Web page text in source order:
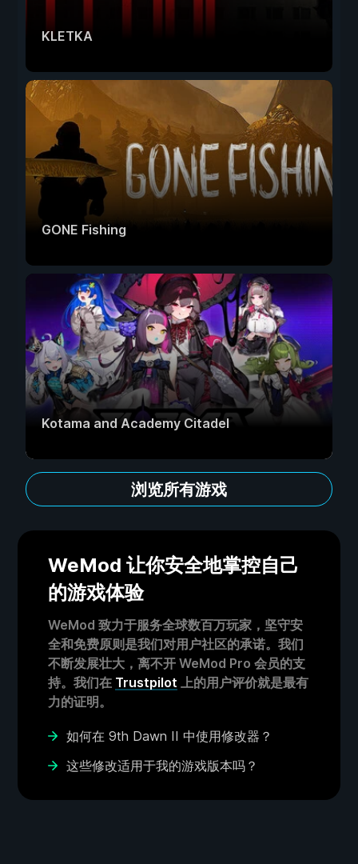
KLETKA
GONE Fishing
Kotama and Academy Citadel
浏览所有游戏
WeMod 让你安全地掌控自己
的游戏体验
WeMod 致力于服务全球数百万玩家，坚守安
全和免费原则是我们对用户社区的承诺。我们
不断发展壮大，离不开 WeMod Pro 会员的支
持。我们在 Trustpilot 上的用户评价就是最有
力的证明。
如何在 9th Dawn II 中使用修改器？
这些修改适用于我的游戏版本吗？